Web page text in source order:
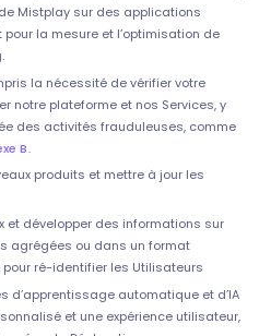
Mistplay sur des applications
la mesure et l’optimisation de
la nécessité de vérifier votre
notre plateforme et nos Services, y
des activités frauduleuses, comme
B.
produits et mettre à jour les
et développer des informations sur
agrégées ou dans un format
ré-identifier les Utilisateurs
d’apprentissage automatique et d’IA
et une expérience utilisateur,